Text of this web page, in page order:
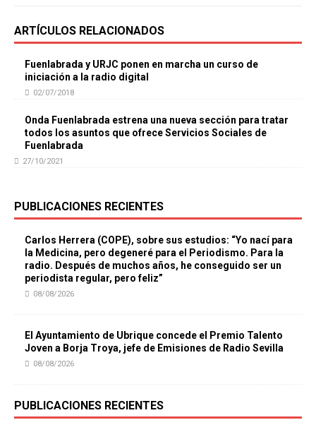
ARTÍCULOS RELACIONADOS
Fuenlabrada y URJC ponen en marcha un curso de
iniciación a la radio digital
02/07/2018
Onda Fuenlabrada estrena una nueva sección para tratar
todos los asuntos que ofrece Servicios Sociales de
Fuenlabrada
27/10/2021
PUBLICACIONES RECIENTES
Carlos Herrera (COPE), sobre sus estudios: “Yo nací para
la Medicina, pero degeneré para el Periodismo. Para la
radio. Después de muchos años, he conseguido ser un
periodista regular, pero feliz”
08/08/2026
El Ayuntamiento de Ubrique concede el Premio Talento
Joven a Borja Troya, jefe de Emisiones de Radio Sevilla
08/08/2026
PUBLICACIONES RECIENTES